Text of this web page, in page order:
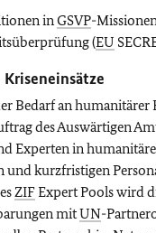
inGSVP-
(EU
Bedarf an humanitärer
des Auswärtigen
Experten in
und kurzfristigen
ZIFExpert Poolswird
mitUN-